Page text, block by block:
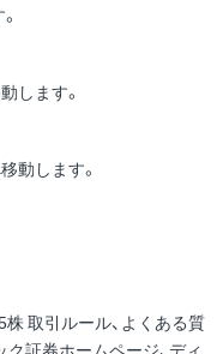
します。
動します。
取引ルール、よくある質
ク証券ホームページ、ディ